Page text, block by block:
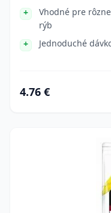
Vhodné pre
rýb
Jednoduché
4.76 €